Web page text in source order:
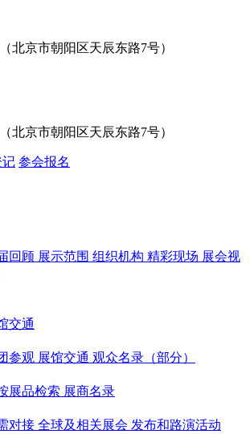
北京市朝阳区天辰东路7号）
北京市朝阳区天辰东路7号）
记 参会报名
回顾 展示范围 组织机构 精彩现场 展会视
交通
参观 展馆交通 观众名录（部分）
展品检索 展商名录
对接 全球及相关展会 发布和路演活动